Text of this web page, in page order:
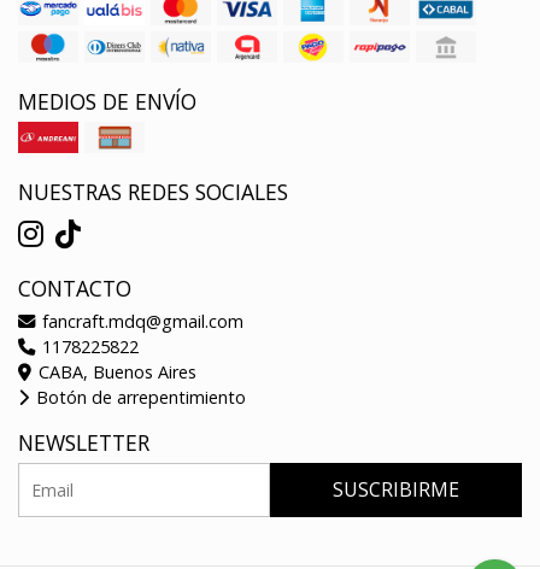
MEDIOS DE ENVÍO
NUESTRAS REDES SOCIALES
CONTACTO
fancraft.mdq@gmail.com
1178225822
CABA, Buenos Aires
Botón de arrepentimiento
NEWSLETTER
SUSCRIBIRME